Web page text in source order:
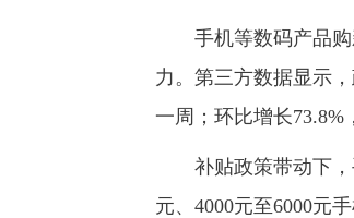
手机等数码产品购
力。第三方数据显示
一周；环比增长73.8%
补贴政策带动下，
元、4000元至6000元